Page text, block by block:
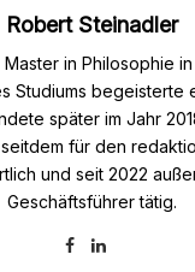
Robert Steinadler
in Philosophie
Studiums begeisterte
später im Jahr
seitdem für den
und seit 2022
Geschäftsführer tätig.